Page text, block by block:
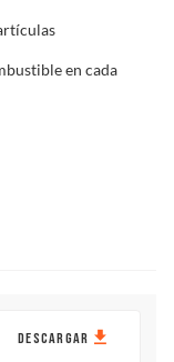
en cada
DESCARGAR